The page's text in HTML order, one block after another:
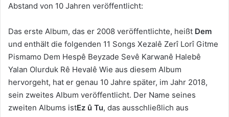
Abstand von 10 Jahren veröffentlicht:
Das erste Album, das er 2008 veröffentlichte, heißt Dem
und enthält die folgenden 11 Songs Xezalê Zerî Lorî Gitme
Pismamo Dem Hespê Beyzade Sevê Karwanê Halebê
Yalan Olurduk Rê Hevalê Wie aus diesem Album
hervorgeht, hat er genau 10 Jahre später, im Jahr 2018,
sein zweites Album veröffentlicht. Der Name seines
zweiten Albums istEz û Tu, das ausschließlich aus